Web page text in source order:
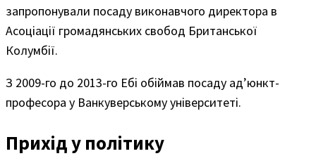
запропонували посаду виконавчого директора в
Асоціації громадянських свобод Британської
Колумбії.
З 2009-го до 2013-го Ебі обіймав посаду ад’юнкт-
професора у Ванкуверському університеті.
Прихід у політику